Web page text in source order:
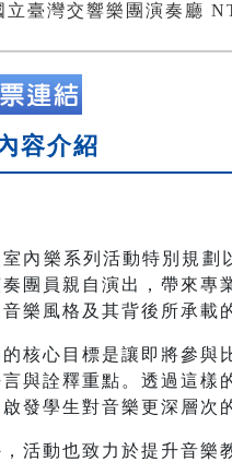
立臺灣交響樂團演奏廳
容介紹
內樂系列活動特別規劃
團員親自演出，帶來專
樂風格及其背後所承載
核心目標是讓即將參與
與詮釋重點。透過這樣
發學生對音樂更深層次
，活動也致力於提升音樂